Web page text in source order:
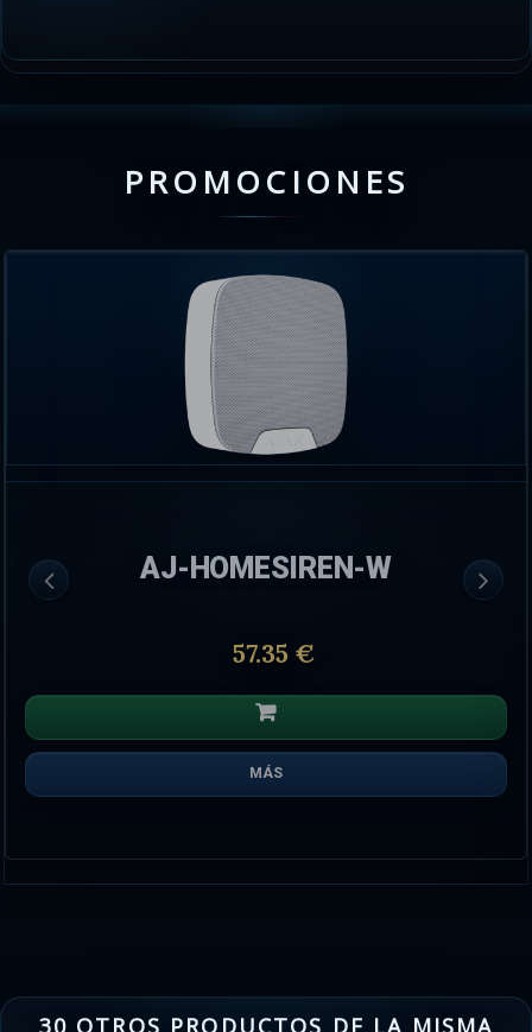
PROMOCIONES
AJ-HOMESIREN-W
57.35 €
MÁS
30 OTROS PRODUCTOS DE LA MISMA